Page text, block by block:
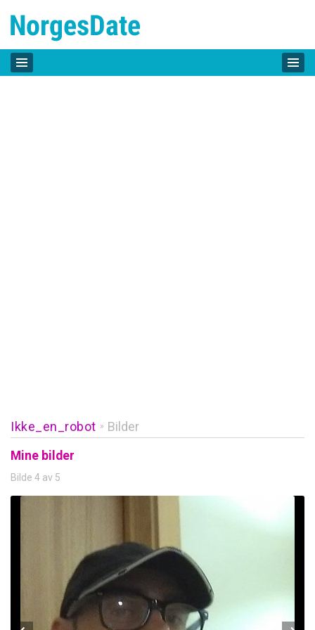
Ikke_en_robot » Bilder
Mine bilder
Bilde 4 av 5